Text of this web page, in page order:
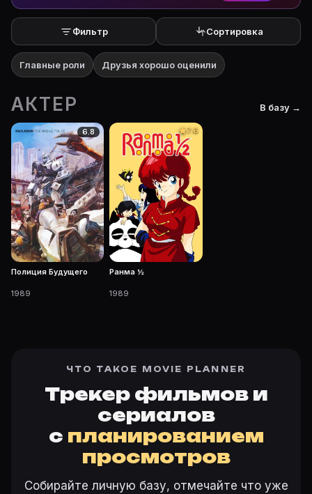
Фильтр Сортировка
Главные роли Друзья хорошо оценили
АКТЕР В базу →
6.8
Полиция Будущего
1989
7.6
Ранма ½
1989
ЧТО ТАКОЕ MOVIE PLANNER
Трекер фильмов и
сериалов
с планированием
просмотров
Собирайте личную базу, отмечайте что уже